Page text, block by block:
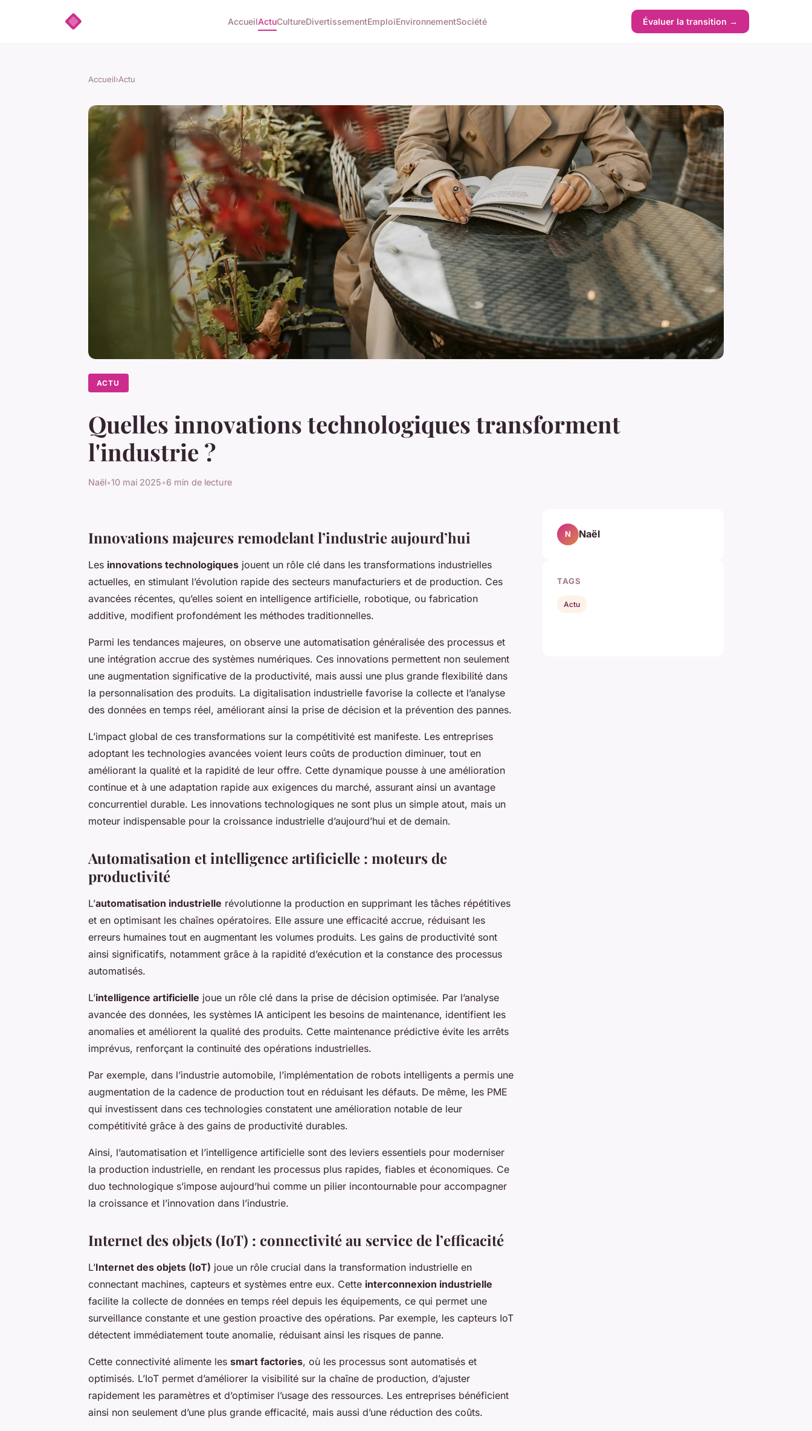
AccueilActuCultureDivertissementEmploiEnvironnementSociété Évaluer la transition →
Accueil›Actu
ACTU
Quelles innovations technologiques transforment
l'industrie ?
Naël•10 mai 2025•6 min de lecture
Innovations majeures remodelant l’industrie aujourd’hui
Les innovations technologiques jouent un rôle clé dans les transformations industrielles
actuelles, en stimulant l’évolution rapide des secteurs manufacturiers et de production. Ces
avancées récentes, qu’elles soient en intelligence artificielle, robotique, ou fabrication
additive, modifient profondément les méthodes traditionnelles.
Parmi les tendances majeures, on observe une automatisation généralisée des processus et
une intégration accrue des systèmes numériques. Ces innovations permettent non seulement
une augmentation significative de la productivité, mais aussi une plus grande flexibilité dans
la personnalisation des produits. La digitalisation industrielle favorise la collecte et l’analyse
des données en temps réel, améliorant ainsi la prise de décision et la prévention des pannes.
L’impact global de ces transformations sur la compétitivité est manifeste. Les entreprises
adoptant les technologies avancées voient leurs coûts de production diminuer, tout en
améliorant la qualité et la rapidité de leur offre. Cette dynamique pousse à une amélioration
continue et à une adaptation rapide aux exigences du marché, assurant ainsi un avantage
concurrentiel durable. Les innovations technologiques ne sont plus un simple atout, mais un
moteur indispensable pour la croissance industrielle d’aujourd’hui et de demain.
Automatisation et intelligence artificielle : moteurs de
productivité
L’automatisation industrielle révolutionne la production en supprimant les tâches répétitives
et en optimisant les chaînes opératoires. Elle assure une efficacité accrue, réduisant les
erreurs humaines tout en augmentant les volumes produits. Les gains de productivité sont
ainsi significatifs, notamment grâce à la rapidité d’exécution et la constance des processus
automatisés.
L’intelligence artificielle joue un rôle clé dans la prise de décision optimisée. Par l’analyse
avancée des données, les systèmes IA anticipent les besoins de maintenance, identifient les
anomalies et améliorent la qualité des produits. Cette maintenance prédictive évite les arrêts
imprévus, renforçant la continuité des opérations industrielles.
Par exemple, dans l’industrie automobile, l’implémentation de robots intelligents a permis une
augmentation de la cadence de production tout en réduisant les défauts. De même, les PME
qui investissent dans ces technologies constatent une amélioration notable de leur
compétitivité grâce à des gains de productivité durables.
Ainsi, l’automatisation et l’intelligence artificielle sont des leviers essentiels pour moderniser
la production industrielle, en rendant les processus plus rapides, fiables et économiques. Ce
duo technologique s’impose aujourd’hui comme un pilier incontournable pour accompagner
la croissance et l’innovation dans l’industrie.
Internet des objets (IoT) : connectivité au service de l’efficacité
L’Internet des objets (IoT) joue un rôle crucial dans la transformation industrielle en
connectant machines, capteurs et systèmes entre eux. Cette interconnexion industrielle
facilite la collecte de données en temps réel depuis les équipements, ce qui permet une
surveillance constante et une gestion proactive des opérations. Par exemple, les capteurs IoT
détectent immédiatement toute anomalie, réduisant ainsi les risques de panne.
Cette connectivité alimente les smart factories, où les processus sont automatisés et
optimisés. L’IoT permet d’améliorer la visibilité sur la chaîne de production, d’ajuster
rapidement les paramètres et d’optimiser l’usage des ressources. Les entreprises bénéficient
ainsi non seulement d’une plus grande efficacité, mais aussi d’une réduction des coûts.
N Naël
TAGS
Actu